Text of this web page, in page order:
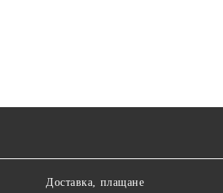
Доставка, плащане